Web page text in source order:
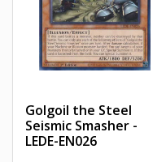
Golgoil the Steel
Seismic Smasher -
LEDE-EN026